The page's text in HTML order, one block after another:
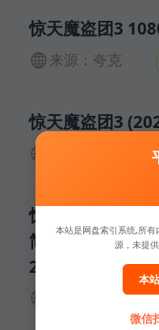
惊天魔盗团3
来源：夸克
惊天魔盗团3
惊天魔盗团
简繁英字幕】【
2部】
本站是网盘索引系统,所
源，未提
本
微信